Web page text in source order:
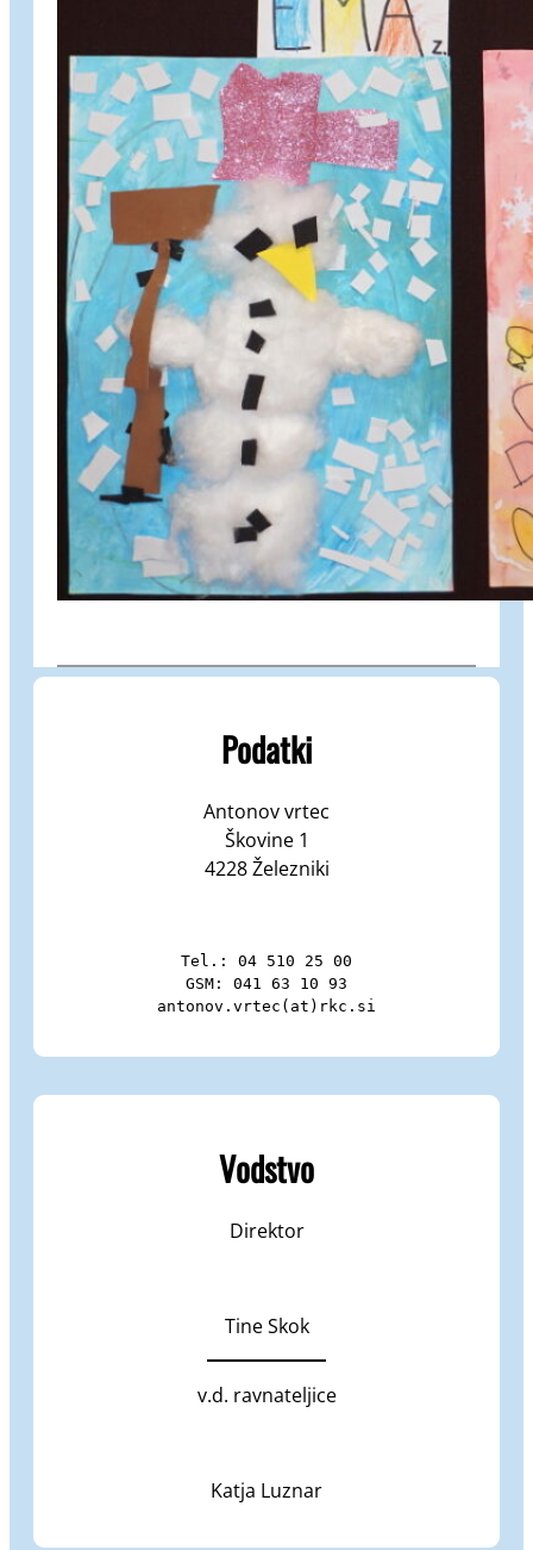
Podatki
Antonov vrtec
Škovine 1
4228 Železniki
Tel.: 04 510 25 00
GSM: 041 63 10 93
antonov.vrtec(at)rkc.si
Vodstvo
Direktor
Tine Skok
v.d. ravnateljice
Katja Luznar